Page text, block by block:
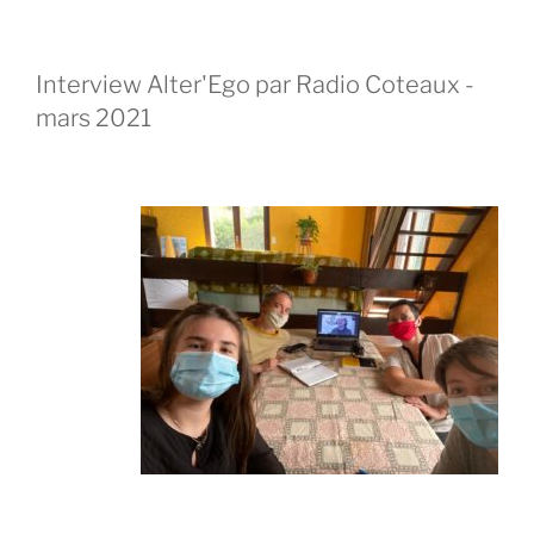
Interview Alter'Ego par Radio Coteaux -
mars 2021